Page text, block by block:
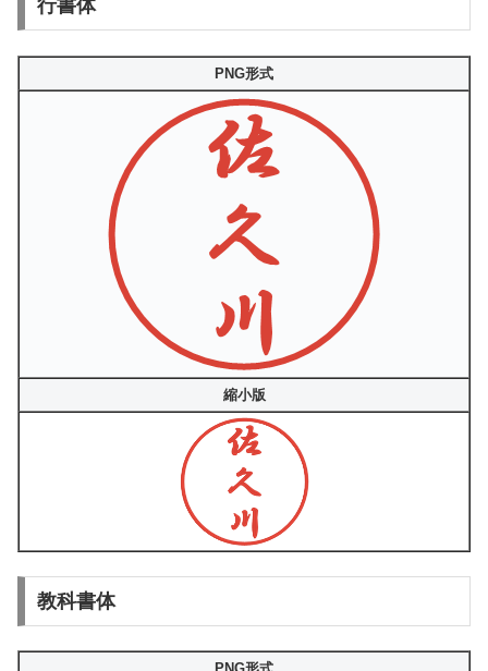
行書体
PNG形式
縮小版
教科書体